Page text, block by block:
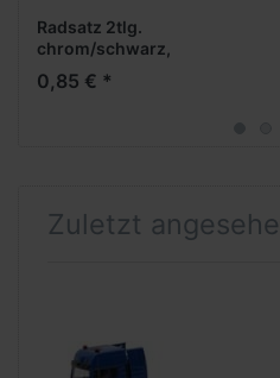
Radsatz 2tlg.
chrom/schwarz,
Breitreifen (Vorderachse /
Aufliegerachse)
0,85 € *
Zuletzt